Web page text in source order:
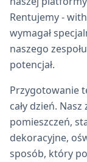
Rentujemy -
wymagał
naszego
potencjał.
Przygotowanie
cały dzień.
pomieszczeń,
dekoracyjne,
sposób, który